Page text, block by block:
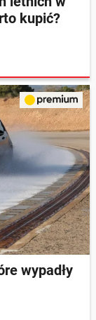
kupić?
wypadły